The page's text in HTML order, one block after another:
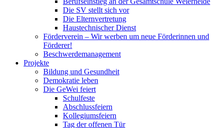
Die SV stellt sich vor
Die Elternvertretung
Haustechnischer Dienst
Förderverein – Wir werben um neue Förderinnen und
Förderer!
Beschwerdemanagement
Projekte
Bildung und Gesundheit
Demokratie leben
Die GeWei feiert
Schulfeste
Abschlussfeiern
Kollegiumsfeiern
Tag der offenen Tür